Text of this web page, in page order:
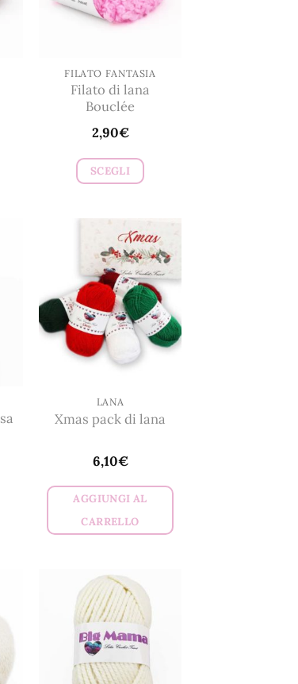
FILATO FANTASIA
Filato di lana
Bouclée
2,90€
SCEGLI
ha
più
varianti.
Le
opzioni
possono
essere
nella
pagina
prodotto
LANA
Xmas pack di lana
6,10€
AGGIUNGI AL
CARRELLO